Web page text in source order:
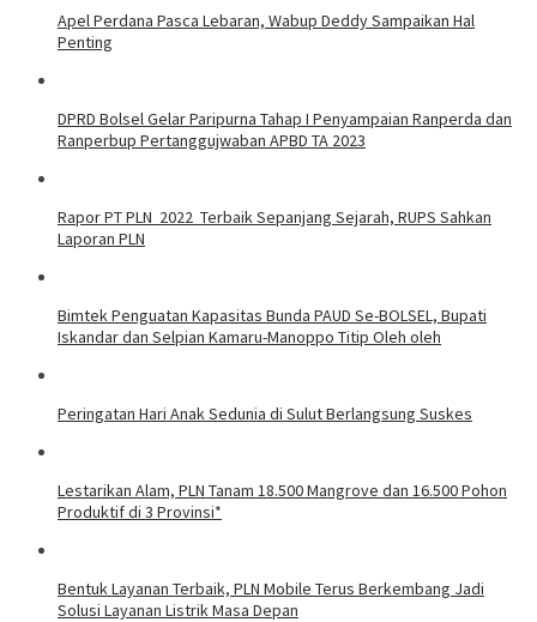
Apel Perdana Pasca Lebaran, Wabup Deddy Sampaikan Hal
Penting
DPRD Bolsel Gelar Paripurna Tahap I Penyampaian Ranperda dan
Ranperbup Pertanggujwaban APBD TA 2023
Rapor PT PLN 2022 Terbaik Sepanjang Sejarah, RUPS Sahkan
Laporan PLN
Bimtek Penguatan Kapasitas Bunda PAUD Se-BOLSEL, Bupati
Iskandar dan Selpian Kamaru-Manoppo Titip Oleh oleh
Peringatan Hari Anak Sedunia di Sulut Berlangsung Suskes
Lestarikan Alam, PLN Tanam 18.500 Mangrove dan 16.500 Pohon
Produktif di 3 Provinsi*
Bentuk Layanan Terbaik, PLN Mobile Terus Berkembang Jadi
Solusi Layanan Listrik Masa Depan